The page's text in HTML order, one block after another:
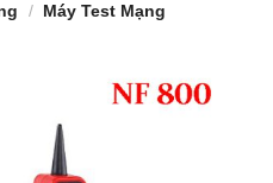
/ Máy Test Mạng